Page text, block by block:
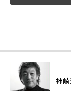
神崎